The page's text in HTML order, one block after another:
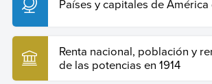
Países y capitales de
Renta nacional, población y
de las potencias en 1914